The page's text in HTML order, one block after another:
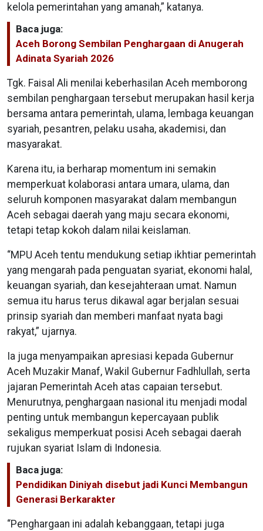
kelola pemerintahan yang amanah,” katanya.
Baca juga:
Aceh Borong Sembilan Penghargaan di Anugerah
Adinata Syariah 2026
Tgk. Faisal Ali menilai keberhasilan Aceh memborong
sembilan penghargaan tersebut merupakan hasil kerja
bersama antara pemerintah, ulama, lembaga keuangan
syariah, pesantren, pelaku usaha, akademisi, dan
masyarakat.
Karena itu, ia berharap momentum ini semakin
memperkuat kolaborasi antara umara, ulama, dan
seluruh komponen masyarakat dalam membangun
Aceh sebagai daerah yang maju secara ekonomi,
tetapi tetap kokoh dalam nilai keislaman.
“MPU Aceh tentu mendukung setiap ikhtiar pemerintah
yang mengarah pada penguatan syariat, ekonomi halal,
keuangan syariah, dan kesejahteraan umat. Namun
semua itu harus terus dikawal agar berjalan sesuai
prinsip syariah dan memberi manfaat nyata bagi
rakyat,” ujarnya.
Ia juga menyampaikan apresiasi kepada Gubernur
Aceh Muzakir Manaf, Wakil Gubernur Fadhlullah, serta
jajaran Pemerintah Aceh atas capaian tersebut.
Menurutnya, penghargaan nasional itu menjadi modal
penting untuk membangun kepercayaan publik
sekaligus memperkuat posisi Aceh sebagai daerah
rujukan syariat Islam di Indonesia.
Baca juga:
Pendidikan Diniyah disebut jadi Kunci Membangun
Generasi Berkarakter
“Penghargaan ini adalah kebanggaan, tetapi juga